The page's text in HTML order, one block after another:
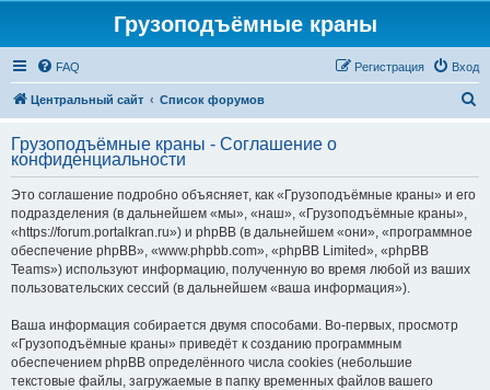
Грузоподъёмные краны
FAQ Вход
Регистрация
Центральный сайт Список форумов
с
Грузоподъёмные краны - Соглашение о
конфиденциальности
Это соглашение подробно объясняет, как «Грузоподъёмные краны» и его
подразделения (в дальнейшем «мы», «наш», «Грузоподъёмные краны»,
«https://forum.portalkran.ru») и phpBB (в дальнейшем «они», «программное
обеспечение phpBB», «www.phpbb.com», «phpBB Limited», «phpBB
Teams») используют информацию, полученную во время любой из ваших
пользовательских сессий (в дальнейшем «ваша информация»).
Ваша информация собирается двумя способами. Во-первых, просмотр
«Грузоподъёмные краны» приведёт к созданию программным
обеспечением phpBB определённого числа cookies (небольшие
текстовые файлы, загружаемые в папку временных файлов вашего